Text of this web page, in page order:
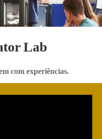
Lab
com experiências.